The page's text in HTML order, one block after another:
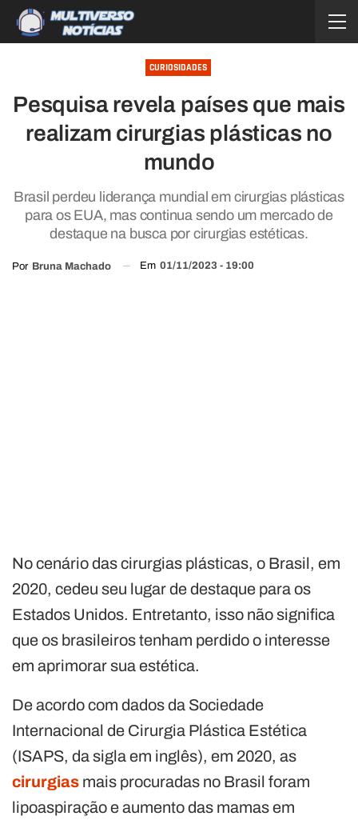
CURIOSIDADES
Pesquisa revela países que mais
realizam cirurgias plásticas no
mundo
Brasil perdeu liderança mundial em cirurgias plásticas
para os EUA, mas continua sendo um mercado de
destaque na busca por cirurgias estéticas.
Por Bruna Machado Em 01/11/2023 - 19:00
No cenário das cirurgias plásticas, o Brasil, em
2020, cedeu seu lugar de destaque para os
Estados Unidos. Entretanto, isso não significa
que os brasileiros tenham perdido o interesse
em aprimorar sua estética.
De acordo com dados da Sociedade
Internacional de Cirurgia Plástica Estética
(ISAPS, da sigla em inglês), em 2020, as
cirurgias mais procuradas no Brasil foram
lipoaspiração e aumento das mamas em